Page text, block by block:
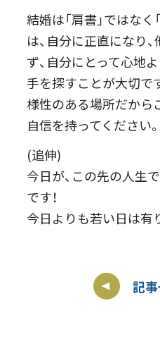
結婚は「肩書」ではなく
は、自分に正直になり
ず、自分にとって心地
手を探すことが大切で
様性のある場所だから
自信を持ってください。
(追伸)
今日が、この先の人生
です！
今日よりも若い日は有
記